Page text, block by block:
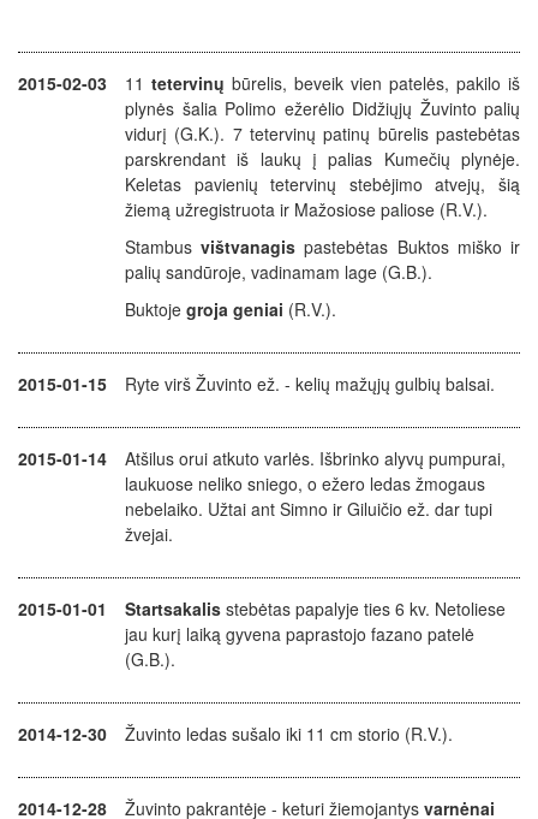
2015-02-03 11 tetervinų būrelis, beveik vien patelės, pakilo iš
plynės šalia Polimo ežerėlio Didžiųjų Žuvinto palių
vidurį (G.K.). 7 tetervinų patinų būrelis pastebėtas
parskrendant iš laukų į palias Kumečių plynėje.
Keletas pavienių tetervinų stebėjimo atvejų, šią
žiemą užregistruota ir Mažosiose paliose (R.V.).
Stambusvištvanagispastebėtas Buktos miško ir
palių sandūroje, vadinamam lage (G.B.).
Buktoje groja geniai (R.V.).
2015-01-15 Ryte virš Žuvinto ež. - kelių mažųjų gulbių balsai.
2015-01-14
Atšilus orui atkuto varlės. Išbrinko alyvų pumpurai,
laukuose neliko sniego, o ežero ledas žmogaus
nebelaiko. Užtai ant Simno ir Giluičio ež. dar tupi
žvejai.
2015-01-01 Startsakalis stebėtas papalyje ties 6 kv. Netoliese
jau kurį laiką gyvena paprastojo fazano patelė
(G.B.).
2014-12-30 Žuvinto ledas sušalo iki 11 cm storio (R.V.).
2014-12-28 Žuvinto pakrantėje - keturi žiemojantys varnėnai